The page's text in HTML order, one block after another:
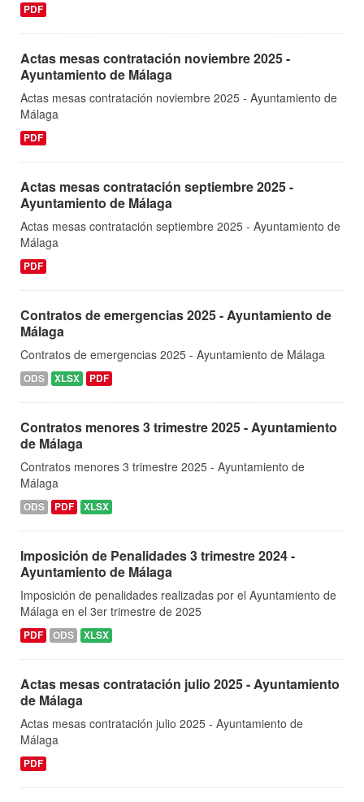
PDF
Actas mesas contratación noviembre 2025 -
Ayuntamiento de Málaga
Actas mesas contratación noviembre 2025 - Ayuntamiento de
Málaga
PDF
Actas mesas contratación septiembre 2025 -
Ayuntamiento de Málaga
Actas mesas contratación septiembre 2025 - Ayuntamiento de
Málaga
PDF
Contratos de emergencias 2025 - Ayuntamiento de
Málaga
Contratos de emergencias 2025 - Ayuntamiento de Málaga
ODS XLSX PDF
Contratos menores 3 trimestre 2025 - Ayuntamiento
de Málaga
Contratos menores 3 trimestre 2025 - Ayuntamiento de
Málaga
ODS PDF XLSX
Imposición de Penalidades 3 trimestre 2024 -
Ayuntamiento de Málaga
Imposición de penalidades realizadas por el Ayuntamiento de
Málaga en el 3er trimestre de 2025
PDF ODS XLSX
Actas mesas contratación julio 2025 - Ayuntamiento
de Málaga
Actas mesas contratación julio 2025 - Ayuntamiento de
Málaga
PDF